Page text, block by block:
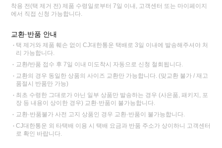
착용 전(택 제거 전) 제품 수령일로부터 7일 이내, 고객센터 또는 마이페이지
에서 직접 신청 가능합니다.
교환·반품 안내
택 제거와 제품 훼손 없이 CJ대한통운 택배로 3일 이내에 발송해주셔야 처
리 가능합니다.
교환/반품 접수 후 7일 이내 미도착시 자동으로 신청 철회됩니다.
교환의 경우 동일한 상품의 사이즈 교환만 가능합니다. (맞교환 불가 / 재고
품절시 반품만 가능)
최초 수령한 그대로가 아닌 일부 상품만 발송하는 경우 (사은품, 패키지, 포
장 등 내용이 상이한 경우) 교환·반품이 불가능합니다.
교환·반품불가 사전 고지 상품인 경우 교환·반품이 불가능합니다.
CJ대한통운 외 타택배 이용 시 택배 요금과 반품 주소가 상이하니 고객센터
로 확인 바랍니다.